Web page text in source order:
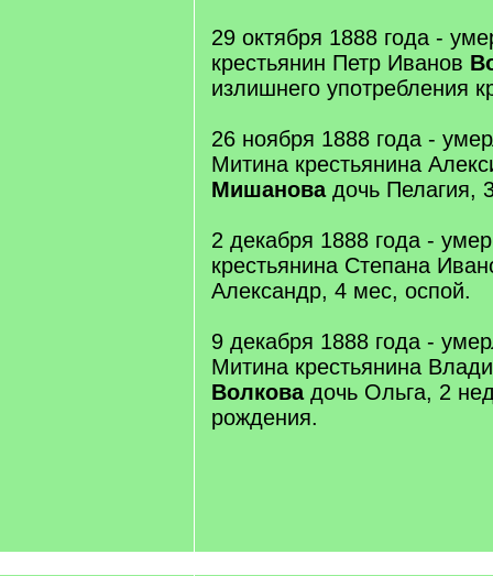
29 октября 1888 года -
крестьянин Петр Иванов
излишнего употребления
26 ноября 1888 года -
Митина крестьянина
Мишановадочь Пелагия,
2 декабря 1888 года -
крестьянина Степана
Александр, 4 мес, оспой.
9 декабря 1888 года -
Митина крестьянина
Волковадочь Ольга, 2
рождения.